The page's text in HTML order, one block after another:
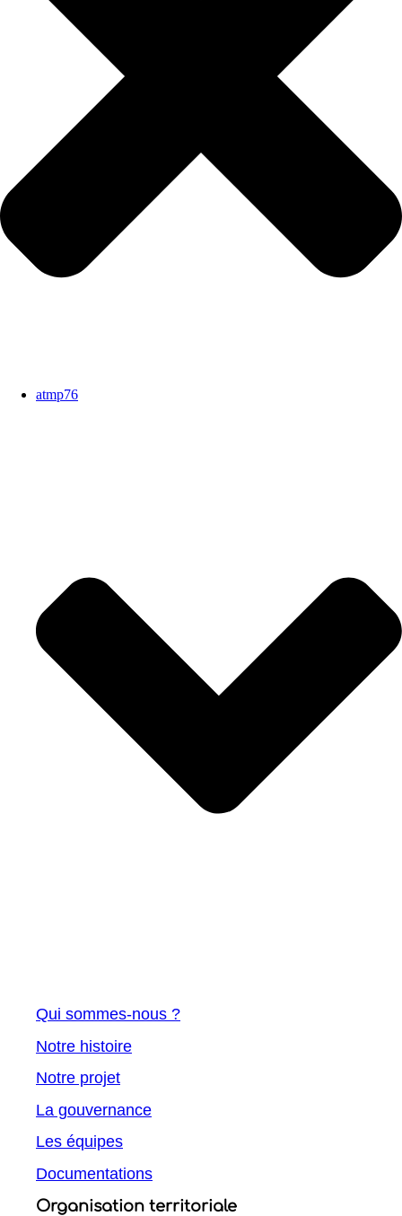
atmp76
Qui sommes-nous ?
Notre histoire
Notre projet
La gouvernance
Les équipes
Documentations
Organisation territoriale